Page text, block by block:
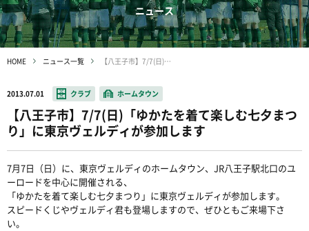
ニュース
HOME ニュース一覧 【八王子市】7/7(日)「ゆかたを着て楽しむ七夕まつり」に東京ヴェルディが参加します
2013.07.01 クラブ ホームタウン
【八王子市】7/7(日)「ゆかたを着て楽しむ七夕まつ
り」に東京ヴェルディが参加します
7月7日（日）に、東京ヴェルディのホームタウン、JR八王子駅北口のユ
ーロードを中心に開催される、
「ゆかたを着て楽しむ七夕まつり」に東京ヴェルディが参加します。
スピードくじやヴェルディ君も登場しますので、ぜひともご来場下さ
い。